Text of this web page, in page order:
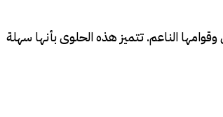
الناعم. تتميز هذه الحلوى بأنها سهلة